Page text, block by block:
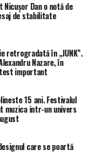
casă în cazul unei
Dan o notă de
de stabilitate
retrogradată în „JUNK”.
Nazare, în
important
15 ani. Festivalul
muzica intr-un univers
care se poartă